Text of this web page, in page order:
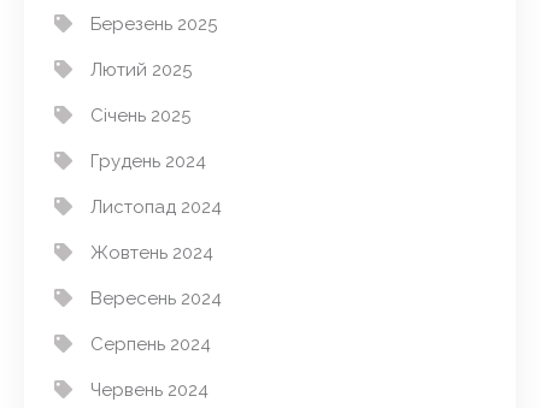
Березень 2025
Лютий 2025
Січень 2025
Грудень 2024
Листопад 2024
Жовтень 2024
Вересень 2024
Серпень 2024
Червень 2024